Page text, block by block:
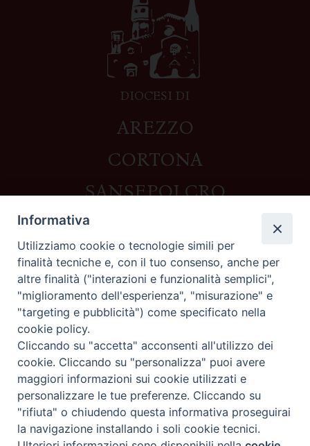
DIOCESI DI
AREZZO
CORTONA
SANSEPOLCRO
Contatti
Piazza del Duomo,1 - 52100 Arezzo
segreteria@diocesi.arezzo.it
Informativa privacy
Seguici su
Preferenze Cookie
Informativa
Utilizziamo cookie o tecnologie simili per
finalità tecniche e, con il tuo consenso, anche per
altre finalità ("interazioni e funzionalità semplici",
"miglioramento dell'esperienza", "misurazione" e
"targeting e pubblicità") come specificato nella
cookie policy.
Cliccando su "accetta" acconsenti all'utilizzo dei
cookie. Cliccando su "personalizza" puoi avere
maggiori informazioni sui cookie utilizzati e
personalizzare le tue preferenze. Cliccando su
"rifiuta" o chiudendo questa informativa proseguirai
la navigazione installando i soli cookie tecnici.